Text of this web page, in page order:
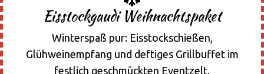
Eisstockgaudi Weihnachtspaket
Winterspaß pur: Eisstockschießen,
Glühweinempfang und deftiges Grillbuffet im
festlich geschmückten Eventzelt.